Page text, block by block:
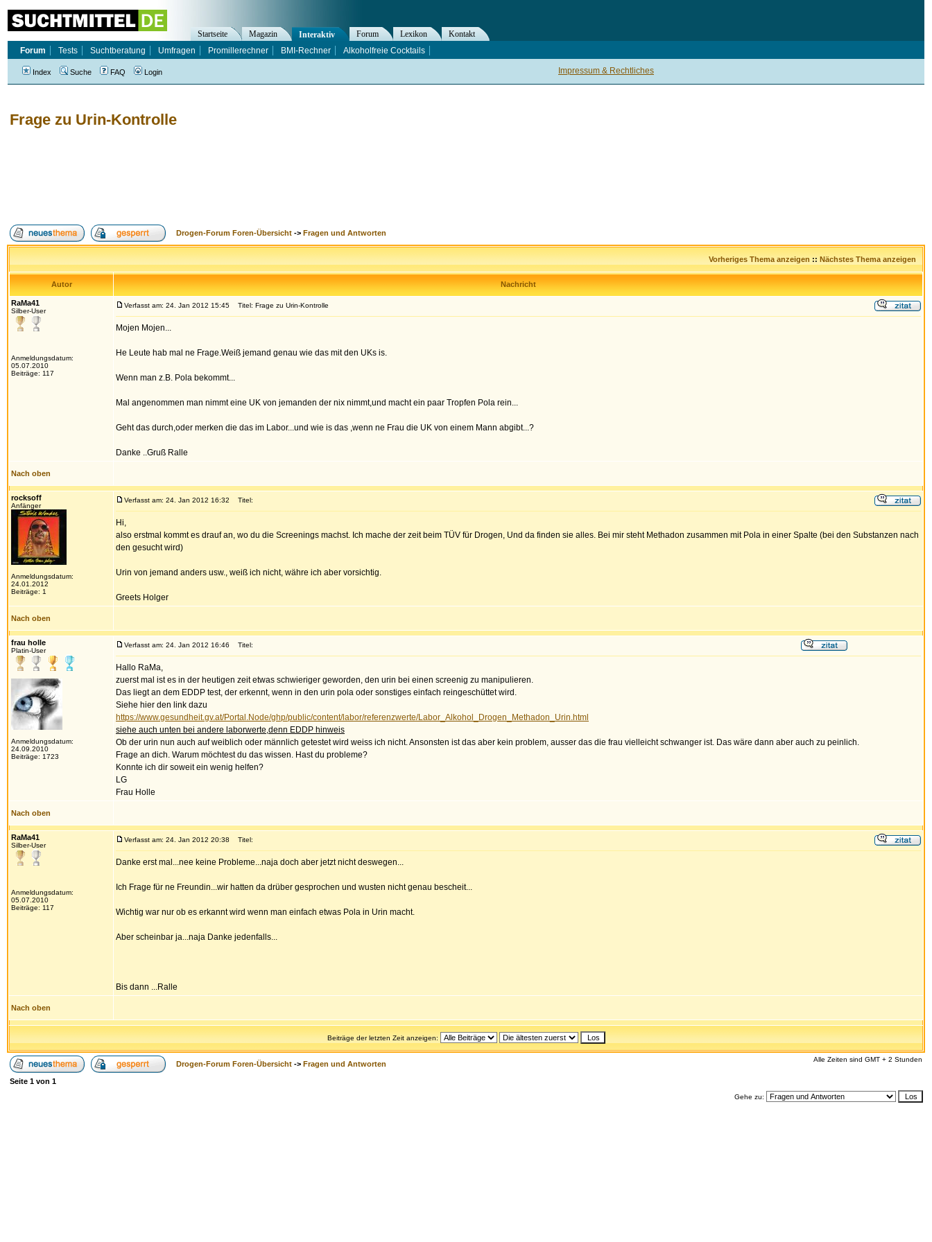
Frage zu Urin-Kontrolle
Drogen-Forum Foren-Übersicht -> Fragen und Antworten
Vorheriges Thema anzeigen :: Nächstes Thema anzeigen
Autor Nachricht
RaMa41
Silber-User
Anmeldungsdatum:
05.07.2010
Beiträge: 117
Verfasst am: 24. Jan 2012 15:45 Titel: Frage zu Urin-Kontrolle
Mojen Mojen...
He Leute hab mal ne Frage.Weiß jemand genau wie das mit den UKs is.
Wenn man z.B. Pola bekommt...
Mal angenommen man nimmt eine UK von jemanden der nix nimmt,und macht ein paar Tropfen Pola rein...
Geht das durch,oder merken die das im Labor...und wie is das ,wenn ne Frau die UK von einem Mann abgibt...?
Danke ..Gruß Ralle
Nach oben
rocksoff
Anfänger
Anmeldungsdatum:
24.01.2012
Beiträge: 1
Verfasst am: 24. Jan 2012 16:32 Titel:
Hi,
also erstmal kommt es drauf an, wo du die Screenings machst. Ich mache der zeit beim TÜV für Drogen, Und da finden sie alles. Bei mir steht Methadon zusammen mit Pola in einer Spalte (bei den Substanzen nach
den gesucht wird)
Urin von jemand anders usw., weiß ich nicht, währe ich aber vorsichtig.
Greets Holger
Nach oben
frau holle
Platin-User
Anmeldungsdatum:
24.09.2010
Beiträge: 1723
Verfasst am: 24. Jan 2012 16:46 Titel:
Hallo RaMa,
zuerst mal ist es in der heutigen zeit etwas schwieriger geworden, den urin bei einen screenig zu manipulieren.
Das liegt an dem EDDP test, der erkennt, wenn in den urin pola oder sonstiges einfach reingeschüttet wird.
Siehe hier den link dazu
https://www.gesundheit.gv.at/Portal.Node/ghp/public/content/labor/referenzwerte/Labor_Alkohol_Drogen_Methadon_Urin.html
siehe auch unten bei andere laborwerte,denn EDDP hinweis
Ob der urin nun auch auf weiblich oder männlich getestet wird weiss ich nicht. Ansonsten ist das aber kein problem, ausser das die frau vielleicht schwanger ist. Das wäre dann aber auch zu peinlich.
Frage an dich. Warum möchtest du das wissen. Hast du probleme?
Konnte ich dir soweit ein wenig helfen?
LG
Frau Holle
Nach oben
RaMa41
Silber-User
Anmeldungsdatum:
05.07.2010
Beiträge: 117
Verfasst am: 24. Jan 2012 20:38 Titel:
Danke erst mal...nee keine Probleme...naja doch aber jetzt nicht deswegen...
Ich Frage für ne Freundin...wir hatten da drüber gesprochen und wusten nicht genau bescheit...
Wichtig war nur ob es erkannt wird wenn man einfach etwas Pola in Urin macht.
Aber scheinbar ja...naja Danke jedenfalls...
Bis dann ...Ralle
Nach oben
Beiträge der letzten Zeit anzeigen:
Drogen-Forum Foren-Übersicht -> Fragen und Antworten
Alle Zeiten sind GMT + 2 Stunden
Seite 1 von 1
Gehe zu:
Impressum & Rechtliches
Startseite Magazin Interaktiv Forum Lexikon
Kontakt
Forum
Tests Suchtberatung Umfragen Promillerechner BMI-Rechner Alkoholfreie Cocktails
Index Suche FAQ Login